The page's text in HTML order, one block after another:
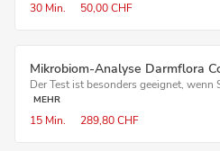
30 Min. 50,00 CHF
Mikrobiom-Analyse Darmflora
Der Test ist besonders geeignet, wenn
MEHR
15 Min. 289,80 CHF